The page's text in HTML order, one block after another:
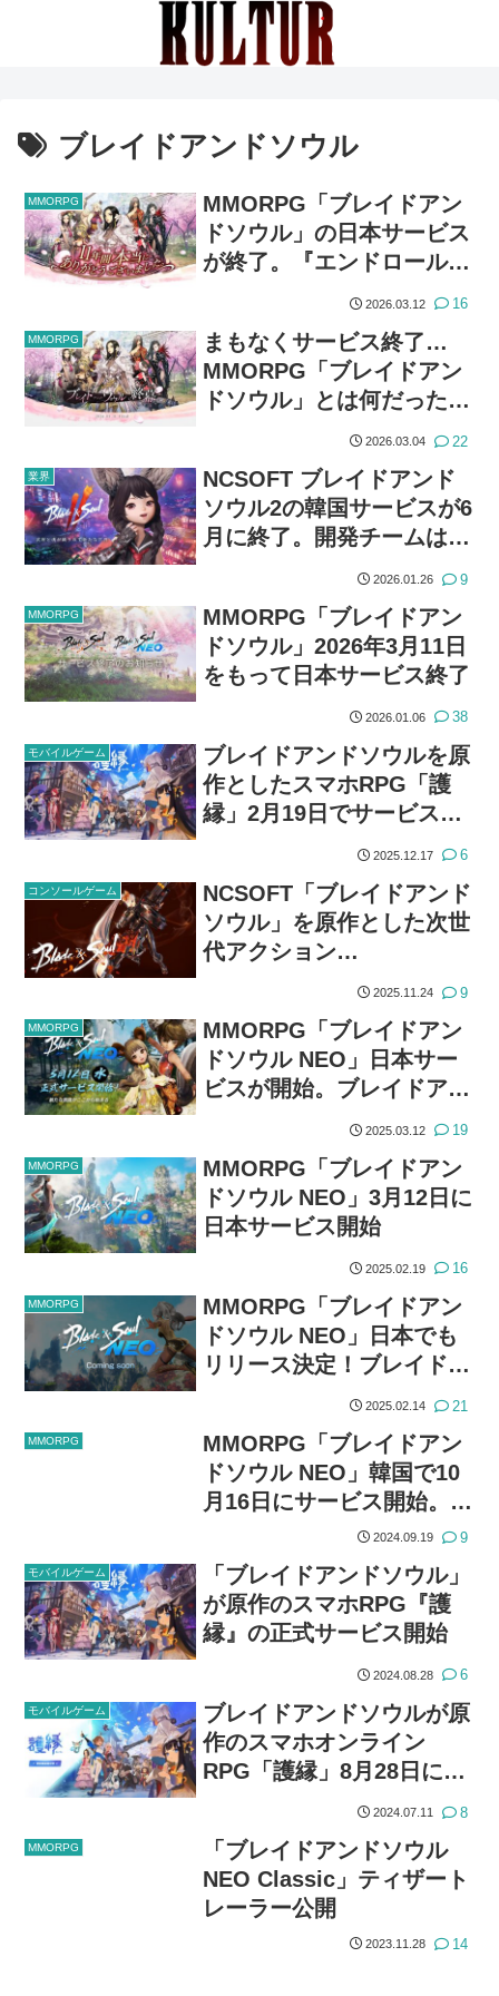
ブレイドアンドソウル
MMORPG
MMORPG「ブレイドアン
ドソウル」の日本サービス
が終了。『エンドロールム
2026.03.12 16
MMORPG
まもなくサービス終了…
MMORPG「ブレイドアン
ドソウル」とは何だったの
2026.03.04 22
業界
NCSOFT ブレイドアンド
ソウル2の韓国サービスが6
月に終了。開発チームは次
世代作『ネクストアクショ
2026.01.26 9
MMORPG
MMORPG「ブレイドアン
ドソウル」2026年3月11日
をもって日本サービス終了
2026.01.06 38
モバイルゲーム
ブレイドアンドソウルを原
作としたスマホRPG「護
縁」2月19日でサービス終
2025.12.17 6
コンソールゲーム
NCSOFT「ブレイドアンド
ソウル」を原作とした次世
代アクション
RPG『Project JSY』を開
2025.11.24 9
MMORPG
MMORPG「ブレイドアン
ドソウル NEO」日本サー
ビスが開始。ブレイドアン
ドソウルのリマスター＆改
2025.03.12 19
MMORPG
MMORPG「ブレイドアン
ドソウル NEO」3月12日に
日本サービス開始
2025.02.19 16
MMORPG
MMORPG「ブレイドアン
ドソウル NEO」日本でも
リリース決定！ブレイドア
ンドソウルをリマスター＆
2025.02.14 21
MMORPG
MMORPG「ブレイドアン
ドソウル NEO」韓国で10
月16日にサービス開始。ブ
レイドアンドソウルのリニ
ューアル版
2024.09.19 9
モバイルゲーム
「ブレイドアンドソウル」
が原作のスマホRPG『護
縁』の正式サービス開始
2024.08.28 6
モバイルゲーム
ブレイドアンドソウルが原
作のスマホオンライン
RPG「護縁」8月28日にサ
2024.07.11 8
MMORPG
「ブレイドアンドソウル
NEO Classic」ティザート
レーラー公開
2023.11.28 14